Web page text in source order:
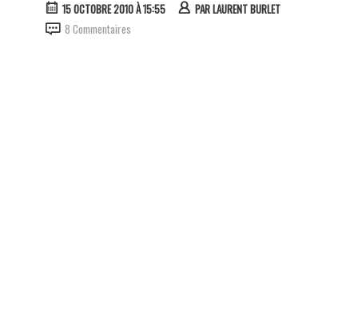
15 OCTOBRE 2010 À 15:55 PARLAURENT BURLET
8 Commentaires